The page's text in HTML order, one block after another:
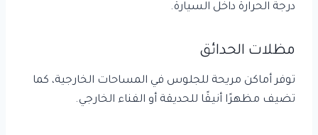
درجة الحرارة داخل السيارة.
مظلات الحدائق
توفر أماكن مريحة للجلوس في المساحات الخارجية، كما
تضيف مظهرًا أنيقًا للحديقة أو الفناء الخارجي.